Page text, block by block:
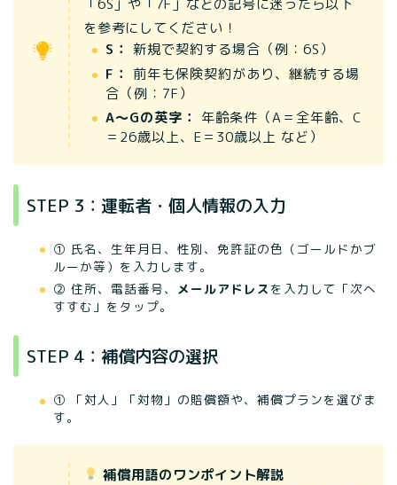
「6S」や「7F」などの記号に迷ったら以下
を参考にしてください！
S： 新規で契約する場合（例：6S）
F：
前年も保険契約があり、継続する場
合（例：7F）
A〜Gの英字：
年齢条件（A＝全年齢、C
＝26歳以上、E＝30歳以上 など）
STEP 3：運転者・個人情報の入力
① 氏名、生年月日、性別、免許証の色（ゴールドかブ
ルーか等）を入力します。
② 住所、電話番号、 メールアドレス を入力して「次へ
すすむ」をタップ。
STEP 4：補償内容の選択
① 「対人」「対物」の賠償額や、補償プランを選びま
す。
補償用語のワンポイント解説